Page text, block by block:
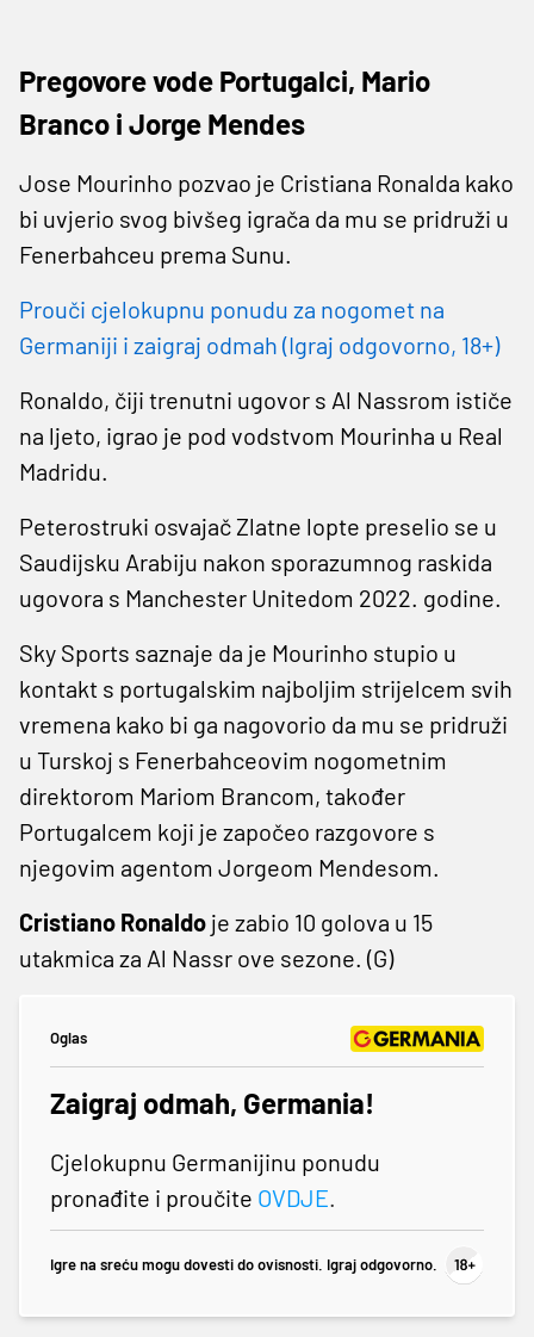
Pregovore vode Portugalci, Mario
Branco i Jorge Mendes
Jose Mourinho pozvao je Cristiana Ronalda kako
bi uvjerio svog bivšeg igrača da mu se pridruži u
Fenerbahceu prema Sunu.
Prouči cjelokupnu ponudu za nogomet na
Germaniji i zaigraj odmah (Igraj odgovorno, 18+)
Ronaldo, čiji trenutni ugovor s Al Nassrom ističe
na ljeto, igrao je pod vodstvom Mourinha u Real
Madridu.
Peterostruki osvajač Zlatne lopte preselio se u
Saudijsku Arabiju nakon sporazumnog raskida
ugovora s Manchester Unitedom 2022. godine.
Sky Sports saznaje da je Mourinho stupio u
kontakt s portugalskim najboljim strijelcem svih
vremena kako bi ga nagovorio da mu se pridruži
u Turskoj s Fenerbahceovim nogometnim
direktorom Mariom Brancom, također
Portugalcem koji je započeo razgovore s
njegovim agentom Jorgeom Mendesom.
Cristiano Ronaldo je zabio 10 golova u 15
utakmica za Al Nassr ove sezone. (G)
Oglas
Zaigraj odmah, Germania!
Cjelokupnu Germanijinu ponudu
pronađite i proučite OVDJE.
Igre na sreću mogu dovesti do ovisnosti. Igraj odgovorno.